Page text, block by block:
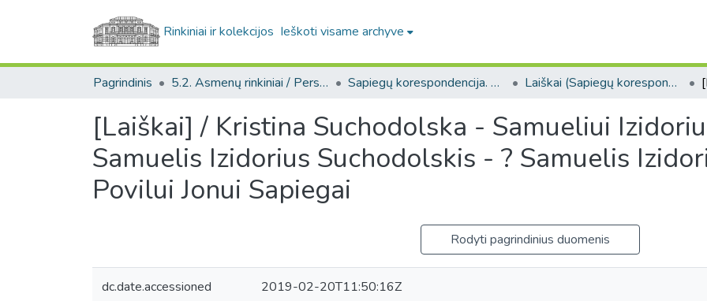
Rinkiniai ir kolekcijos Ieškoti visame archyve
Pagrindinis 5.2. Asmenų rinkiniai / Personal collections Sapiegų korespondencija. F139 Laiškai (Sapiegų korespondencija. F139)
[Laiškai] / Kristina Suchodolska - Samueliui
Samuelis Izidorius Suchodolskis - ? Samuelis
Povilui Jonui Sapiegai
Rodyti pagrindinius duomenis
dc.date.accessioned 2019-02-20T11:50:16Z